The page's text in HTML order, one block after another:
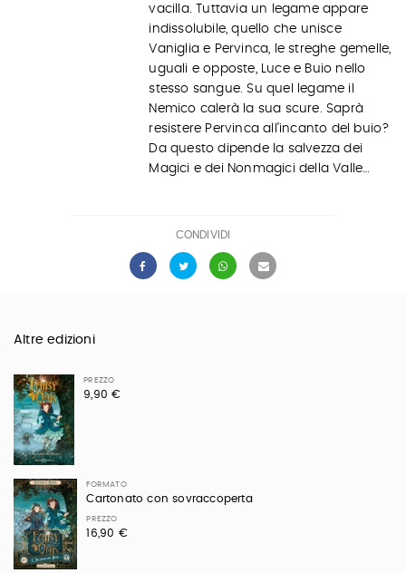
vacilla. Tuttavia un legame appare
indissolubile, quello che unisce
Vaniglia e Pervinca, le streghe gemelle,
uguali e opposte, Luce e Buio nello
stesso sangue. Su quel legame il
Nemico calerà la sua scure. Saprà
resistere Pervinca all’incanto del buio?
Da questo dipende la salvezza dei
Magici e dei Nonmagici della Valle…
CONDIVIDI
Altre edizioni
PREZZO
9,90 €
FORMATO
Cartonato con sovraccoperta
PREZZO
16,90 €